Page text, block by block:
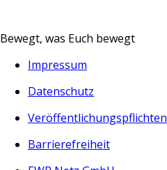
Bewegt, was Euch bewegt
Impressum
Datenschutz
Veröffentlichungspflichten
Barrierefreiheit